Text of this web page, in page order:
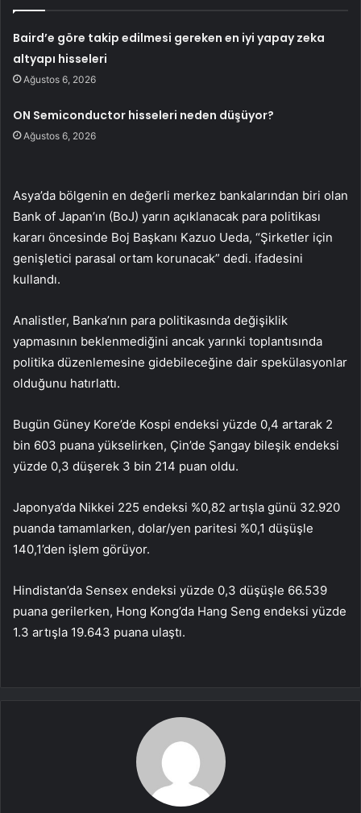
Baird’e göre takip edilmesi gereken en iyi yapay zeka
altyapı hisseleri
Ağustos 6, 2026
ON Semiconductor hisseleri neden düşüyor?
Ağustos 6, 2026
Asya’da bölgenin en değerli merkez bankalarından biri olan
Bank of Japan’ın (BoJ) yarın açıklanacak para politikası
kararı öncesinde Boj Başkanı Kazuo Ueda, “Şirketler için
genişletici parasal ortam korunacak” dedi. ifadesini
kullandı.
Analistler, Banka’nın para politikasında değişiklik
yapmasının beklenmediğini ancak yarınki toplantısında
politika düzenlemesine gidebileceğine dair spekülasyonlar
olduğunu hatırlattı.
Bugün Güney Kore’de Kospi endeksi yüzde 0,4 artarak 2
bin 603 puana yükselirken, Çin’de Şangay bileşik endeksi
yüzde 0,3 düşerek 3 bin 214 puan oldu.
Japonya’da Nikkei 225 endeksi %0,82 artışla günü 32.920
puanda tamamlarken, dolar/yen paritesi %0,1 düşüşle
140,1’den işlem görüyor.
Hindistan’da Sensex endeksi yüzde 0,3 düşüşle 66.539
puana gerilerken, Hong Kong’da Hang Seng endeksi yüzde
1.3 artışla 19.643 puana ulaştı.